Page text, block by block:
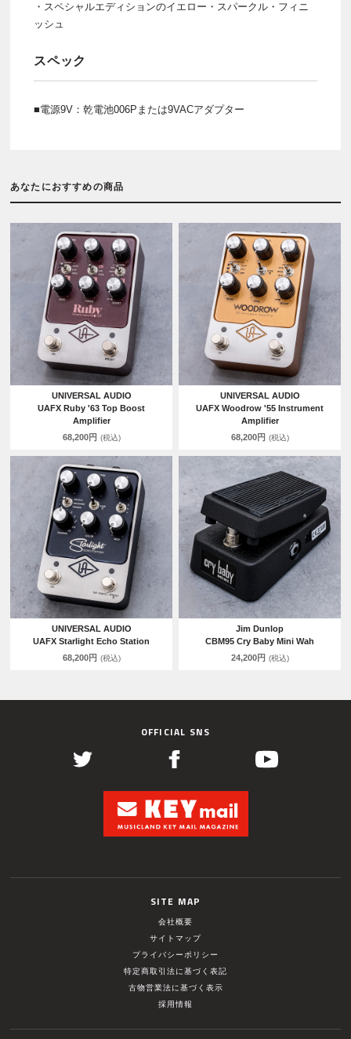
・スペシャルエディションのイエロー・スパークル・フィニ
ッシュ
スペック
■電源9V：乾電池006Pまたは9VACアダプター
あなたにおすすめの商品
UNIVERSAL AUDIO
UAFX Ruby '63 Top Boost
Amplifier
68,200円 (税込)
UNIVERSAL AUDIO
UAFX Woodrow '55 Instrument
Amplifier
68,200円 (税込)
UNIVERSAL AUDIO
UAFX Starlight Echo Station
68,200円 (税込)
Jim Dunlop
CBM95 Cry Baby Mini Wah
24,200円 (税込)
OFFICIAL SNS
SITE MAP
会社概要
サイトマップ
プライバシーポリシー
特定商取引法に基づく表記
古物営業法に基づく表示
採用情報